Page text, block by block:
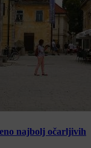
najbolj očarljivih